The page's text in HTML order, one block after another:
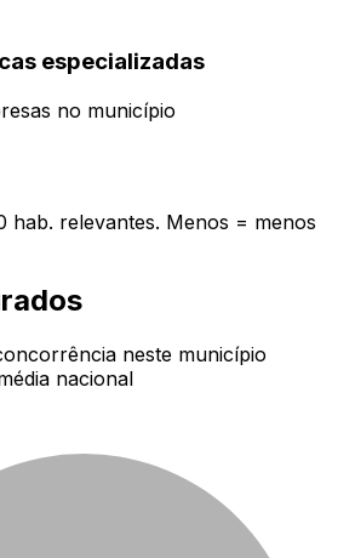
especializadas
no município
hab. relevantes. Menos = menos
neste município
nacional